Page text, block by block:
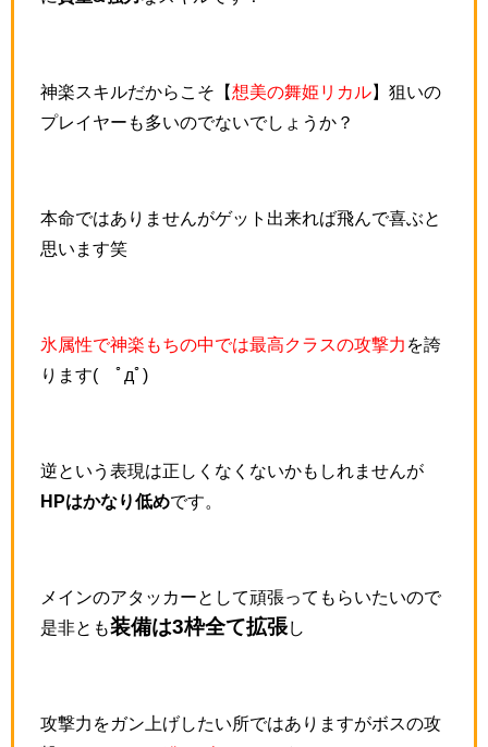
神楽スキルだからこそ【想美の舞姫リカル】狙いの
プレイヤーも多いのでないでしょうか？
本命ではありませんがゲット出来れば飛んで喜ぶと
思います笑
氷属性で神楽もちの中では最高クラスの攻撃力 を誇
ります( ﾟдﾟ)
逆という表現は正しくなくないかもしれませんが
HPはかなり低めです。
メインのアタッカーとして頑張ってもらいたいので
是非とも装備は3枠全て拡張し
攻撃力をガン上げしたい所ではありますがボスの攻